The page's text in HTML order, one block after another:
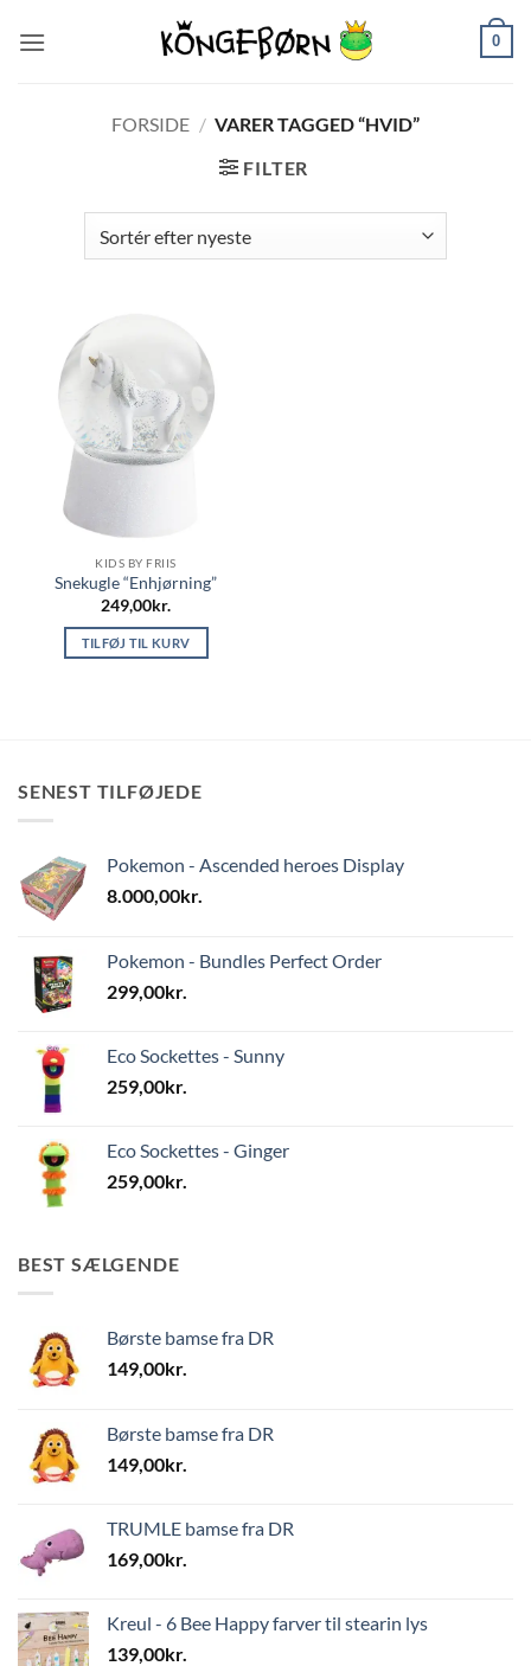
0
FORSIDE / VARER TAGGED “HVID”
FILTER
KIDS BY FRIIS
Snekugle “Enhjørning”
249,00kr.
TILFØJ TIL KURV
SENEST TILFØJEDE
Pokemon - Ascended heroes Display
8.000,00kr.
Pokemon - Bundles Perfect Order
299,00kr.
Eco Sockettes - Sunny
259,00kr.
Eco Sockettes - Ginger
259,00kr.
BEST SÆLGENDE
Børste bamse fra DR
149,00kr.
Børste bamse fra DR
149,00kr.
TRUMLE bamse fra DR
169,00kr.
Kreul - 6 Bee Happy farver til stearin lys
139,00kr.